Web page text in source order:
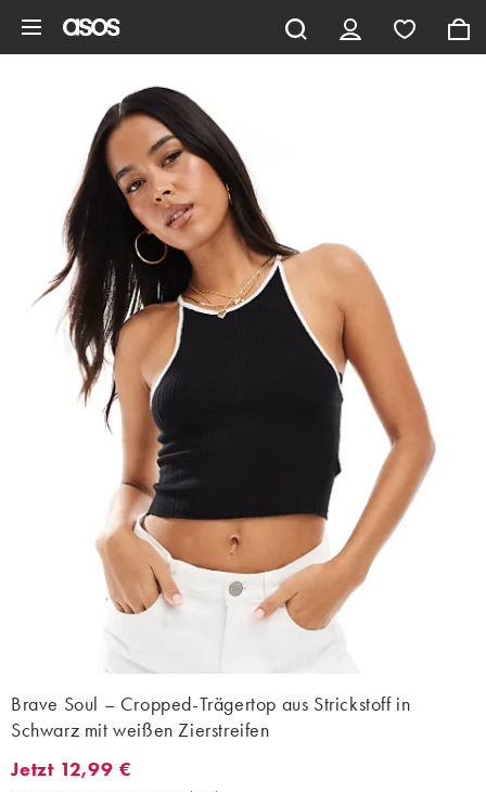
Brave Soul – Cropped-Trägertop aus Strickstoff in
Schwarz mit weißen Zierstreifen
Jetzt 12,99 €. 30-Tage-Bestpreis 12,99 € (0%). Vorher 34,99 €.
Jetzt 12,99 €